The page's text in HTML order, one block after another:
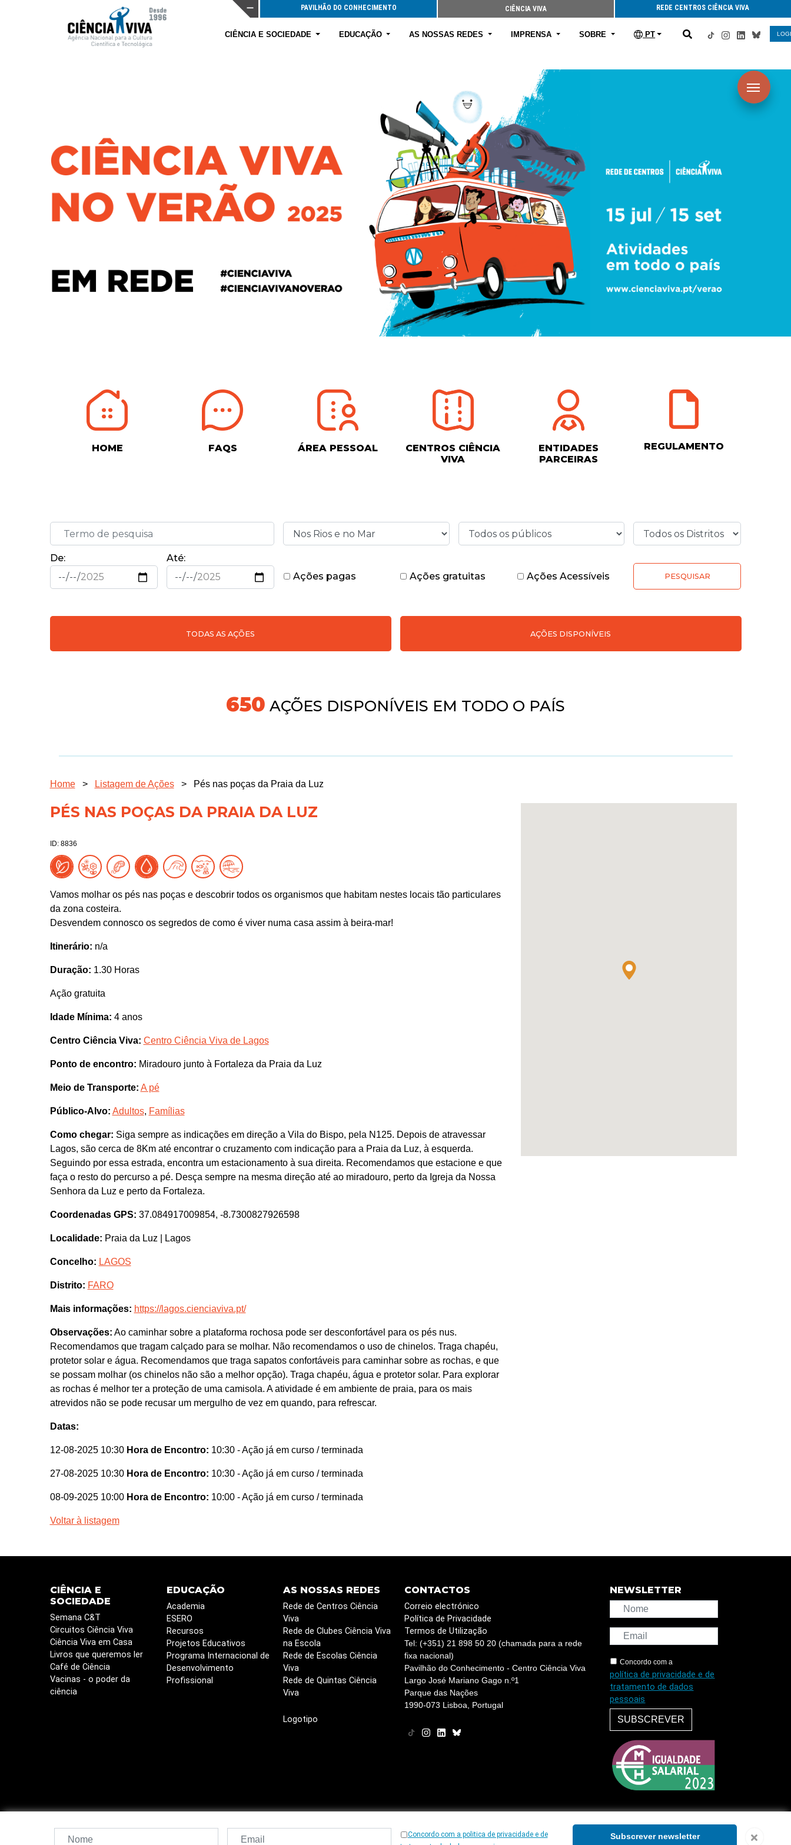
PAVILHÃO DO CONHECIMENTO CIÊNCIA VIVA REDE CENTROS CIÊNCIA VIVA
CIÊNCIA E SOCIEDADE EDUCAÇÃO AS NOSSAS REDES IMPRENSA SOBRE PT
HOME FAQS ÁREA PESSOAL
CENTROS CIÊNCIA
VIVA
ENTIDADES
PARCEIRAS
REGULAMENTO
De:
Até:
Ações pagas
Ações gratuitas Ações Acessíveis PESQUISAR
TODAS AS AÇÕES AÇÕES DISPONÍVEIS
704 AÇÕES DISPONÍVEIS EM TODO O PAÍS
Home > Listagem de Ações > Pés nas poças da Praia da Luz
PÉS NAS POÇAS DA PRAIA DA LUZ
ID: 8836
Vamos molhar os pés nas poças e descobrir todos os organismos que habitam nestes locais tão particulares
da zona costeira.
Desvendem connosco os segredos de como é viver numa casa assim à beira-mar!
Itinerário: n/a
Duração: 1.30 Horas
Ação gratuita
Idade Mínima: 4 anos
Centro Ciência Viva: Centro Ciência Viva de Lagos
Ponto de encontro: Miradouro junto à Fortaleza da Praia da Luz
Meio de Transporte: A pé
Público-Alvo: Adultos, Famílias
Como chegar: Siga sempre as indicações em direção a Vila do Bispo, pela N125. Depois de atravessar
Lagos, são cerca de 8Km até encontrar o cruzamento com indicação para a Praia da Luz, à esquerda.
Seguindo por essa estrada, encontra um estacionamento à sua direita. Recomendamos que estacione e que
faça o resto do percurso a pé. Desça sempre na mesma direção até ao miradouro, perto da Igreja da Nossa
Senhora da Luz e perto da Fortaleza.
Coordenadas GPS: 37.084917009854, -8.7300827926598
Localidade: Praia da Luz | Lagos
Concelho: LAGOS
Distrito: FARO
Mais informações: https://lagos.cienciaviva.pt/
Observações: Ao caminhar sobre a plataforma rochosa pode ser desconfortável para os pés nus.
Recomendamos que tragam calçado para se molhar. Não recomendamos o uso de chinelos. Traga chapéu,
protetor solar e água. Recomendamos que traga sapatos confortáveis para caminhar sobre as rochas, e que
se possam molhar (os chinelos não são a melhor opção). Traga chapéu, água e protetor solar. Para explorar
as rochas é melhor ter a proteção de uma camisola. A atividade é em ambiente de praia, para os mais
atrevidos não se pode recusar um mergulho de vez em quando, para refrescar.
Datas:
12-08-2025 10:30 Hora de Encontro: 10:30 - Ação já em curso / terminada
27-08-2025 10:30 Hora de Encontro: 10:30 - Ação já em curso / terminada
08-09-2025 10:00 Hora de Encontro: 10:00 - Ação já em curso / terminada
Voltar à listagem
CIÊNCIA E
SOCIEDADE
Semana C&T
Circuitos Ciência Viva
Ciência Viva em Casa
Livros que queremos ler
Café de Ciência
Vacinas - o poder da
ciência
EDUCAÇÃO
Academia
ESERO
Recursos
Projetos Educativos
Programa Internacional de
Desenvolvimento
Profissional
AS NOSSAS REDES
Rede de Centros Ciência
Viva
Rede de Clubes Ciência Viva
na Escola
Rede de Escolas Ciência
Viva
Rede de Quintas Ciência
Viva
Logotipo
CONTACTOS
Correio electrónico
Política de Privacidade
Termos de Utilização
Tel: (+351) 21 898 50 20 (chamada para a rede
fixa nacional)
Pavilhão do Conhecimento - Centro Ciência Viva
Largo José Mariano Gago n.º1
Parque das Nações
1990-073 Lisboa, Portugal
NEWSLETTER
Concordo com a
política de privacidade e de
tratamento de dados
pessoais
SUBSCREVER
-2026, Ciência Viva
Concordo com a politica de privacidade e de
Subscrever newsletter